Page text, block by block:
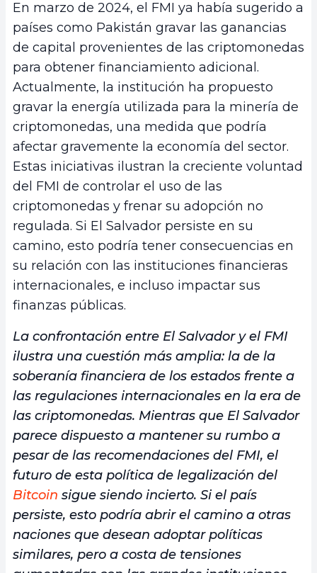
En marzo de 2024, el FMI ya había sugerido a
países como Pakistán gravar las ganancias
de capital provenientes de las criptomonedas
para obtener financiamiento adicional.
Actualmente, la institución ha propuesto
gravar la energía utilizada para la minería de
criptomonedas, una medida que podría
afectar gravemente la economía del sector.
Estas iniciativas ilustran la creciente voluntad
del FMI de controlar el uso de las
criptomonedas y frenar su adopción no
regulada. Si El Salvador persiste en su
camino, esto podría tener consecuencias en
su relación con las instituciones financieras
internacionales, e incluso impactar sus
finanzas públicas.
La confrontación entre El Salvador y el FMI
ilustra una cuestión más amplia: la de la
soberanía financiera de los estados frente a
las regulaciones internacionales en la era de
las criptomonedas. Mientras que El Salvador
parece dispuesto a mantener su rumbo a
pesar de las recomendaciones del FMI, el
futuro de esta política de legalización del
Bitcoin sigue siendo incierto. Si el país
persiste, esto podría abrir el camino a otras
naciones que desean adoptar políticas
similares, pero a costa de tensiones